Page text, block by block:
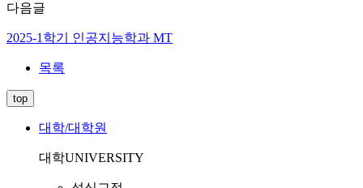
다음글
2025-1학기 인공지능학과 MT
목록
top
대학/대학원
대학UNIVERSITY